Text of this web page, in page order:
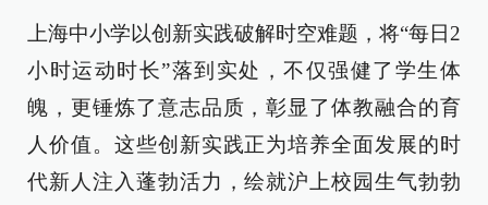
上海中小学以创新实践破解时空难题，将“每日2
小时运动时长”落到实处，不仅强健了学生体
魄，更锤炼了意志品质，彰显了体教融合的育
人价值。这些创新实践正为培养全面发展的时
代新人注入蓬勃活力，绘就沪上校园生气勃勃